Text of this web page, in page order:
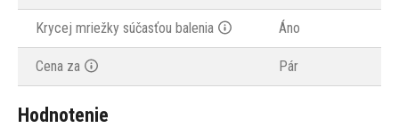
Krycej mriežky súčasťou balenia Áno
Cena za Pár
Hodnotenie